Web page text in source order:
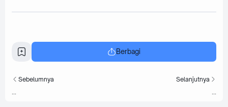
Berbagi
Sebelumnya Selanjutnya